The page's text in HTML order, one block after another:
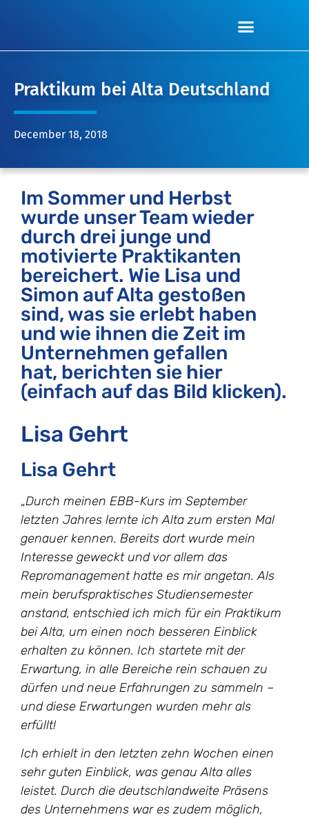
Praktikum bei Alta Deutschland
December 18, 2018
Im Sommer und Herbst
wurde unser Team wieder
durch drei junge und
motivierte Praktikanten
bereichert. Wie Lisa und
Simon auf Alta gestoßen
sind, was sie erlebt haben
und wie ihnen die Zeit im
Unternehmen gefallen
hat, berichten sie hier
(einfach auf das Bild klicken).
Lisa Gehrt
Lisa Gehrt
„Durch meinen EBB-Kurs im September
letzten Jahres lernte ich Alta zum ersten Mal
genauer kennen. Bereits dort wurde mein
Interesse geweckt und vor allem das
Repromanagement hatte es mir angetan. Als
mein berufspraktisches Studiensemester
anstand, entschied ich mich für ein Praktikum
bei Alta, um einen noch besseren Einblick
erhalten zu können. Ich startete mit der
Erwartung, in alle Bereiche rein schauen zu
dürfen und neue Erfahrungen zu sammeln –
und diese Erwartungen wurden mehr als
erfüllt!
Ich erhielt in den letzten zehn Wochen einen
sehr guten Einblick, was genau Alta alles
leistet. Durch die deutschlandweite Präsens
des Unternehmens war es zudem möglich,